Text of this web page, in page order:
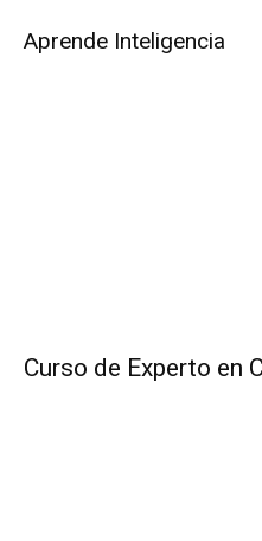
Aprende Inteligencia
Curso de Experto en